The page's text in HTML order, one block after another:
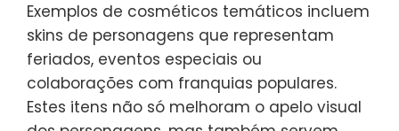
Exemplos de cosméticos temáticos incluem
skins de personagens que representam
feriados, eventos especiais ou
colaborações com franquias populares.
Estes itens não só melhoram o apelo visual